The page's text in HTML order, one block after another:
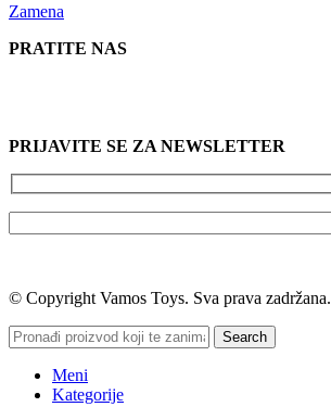
Zamena
PRATITE NAS
PRIJAVITE SE ZA NEWSLETTER
© Copyright Vamos Toys. Sva prava zadržana.
Search
Meni
Kategorije